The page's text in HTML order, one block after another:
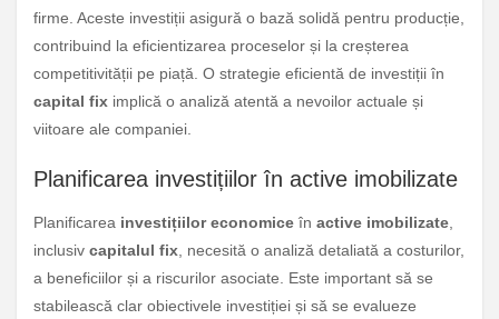
firme. Aceste investiții asigură o bază solidă pentru producție,
contribuind la eficientizarea proceselor și la creșterea
competitivității pe piață. O strategie eficientă de investiții în
capital fix implică o analiză atentă a nevoilor actuale și
viitoare ale companiei.
Planificarea investițiilor în active imobilizate
Planificarea investițiilor economice în active imobilizate
inclusiv capitalul fix , necesită o analiză detaliată a costurilor,
a beneficiilor și a riscurilor asociate. Este important să se
stabilească clar obiectivele investiției și să se evalueze